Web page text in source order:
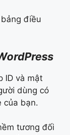
điều
ID và mật
dùng có
của bạn.
tương đối